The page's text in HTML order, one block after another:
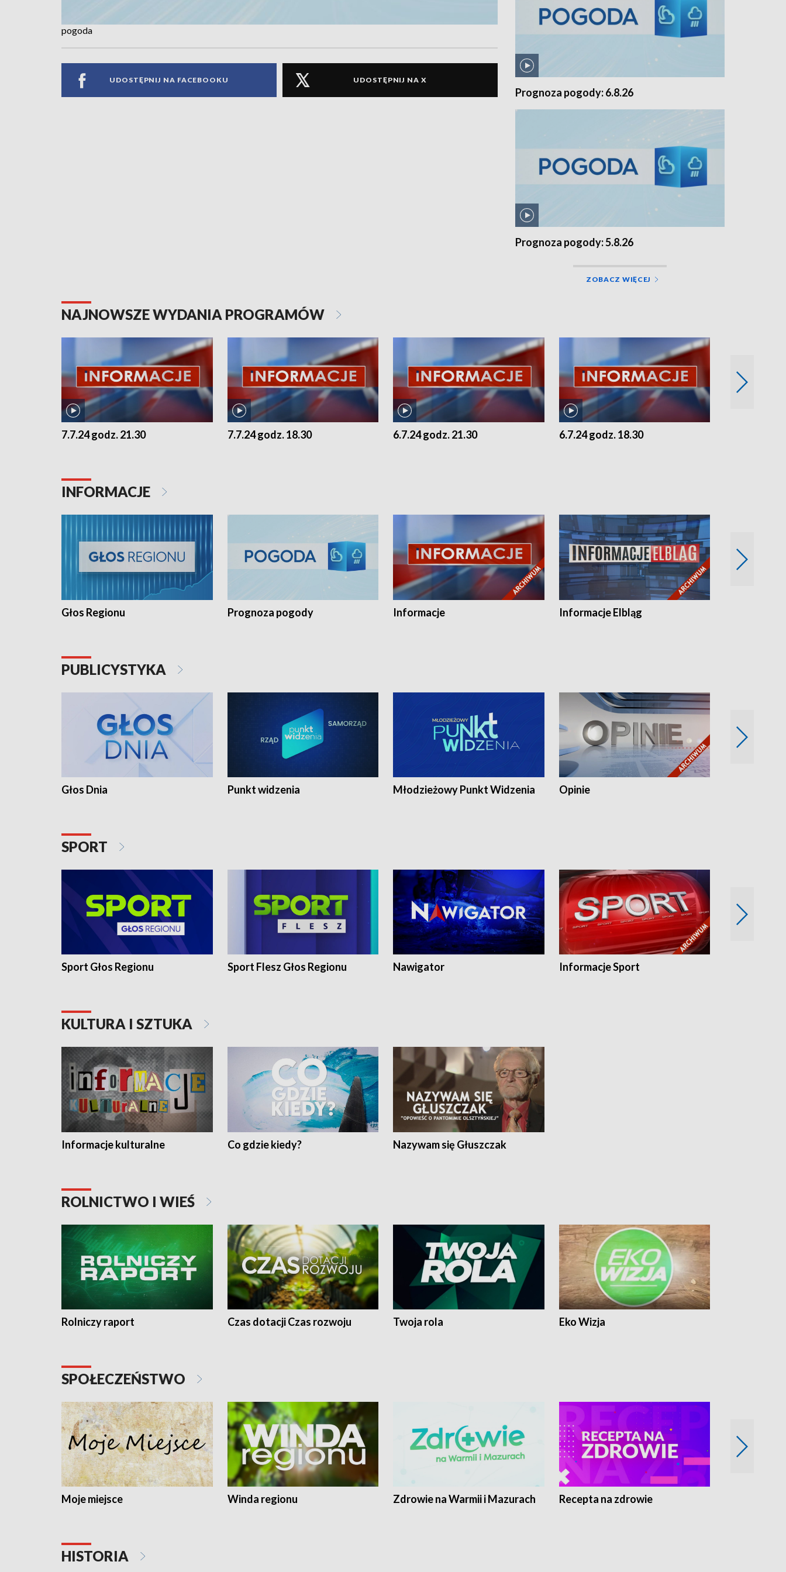
pogoda
UDOSTĘPNIJ NA FACEBOOKU UDOSTĘPNIJ NA X
Prognoza pogody: 6.8.26
Prognoza pogody: 5.8.26
ZOBACZ WIĘCEJ
NAJNOWSZE WYDANIA PROGRAMÓW
7.7.24 godz. 21.30 7.7.24 godz. 18.30 6.7.24 godz. 21.30 6.7.24 godz. 18.30
INFORMACJE
Głos Regionu Prognoza pogody Informacje Informacje Elbląg
PUBLICYSTYKA
Głos Dnia Punkt widzenia Młodzieżowy Punkt Widzenia Opinie
SPORT
Sport Głos Regionu Sport Flesz Głos Regionu Nawigator Informacje Sport
KULTURA I SZTUKA
Informacje kulturalne Co gdzie kiedy? Nazywam się Głuszczak
ROLNICTWO I WIEŚ
Rolniczy raport Czas dotacji Czas rozwoju Twoja rola Eko Wizja
SPOŁECZEŃSTWO
Moje miejsce Winda regionu Zdrowie na Warmii i Mazurach Recepta na zdrowie
HISTORIA